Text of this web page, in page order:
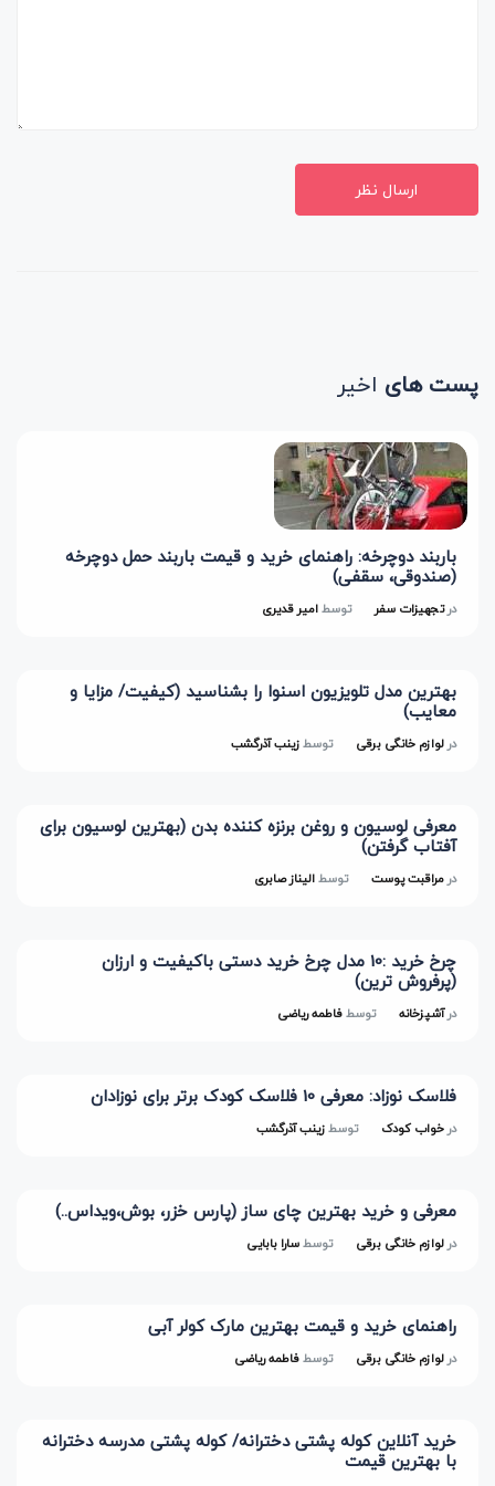
ارسال نظر
پست های اخیر
باربند دوچرخه: راهنمای خرید و قیمت باربند حمل دوچرخه
(صندوقی، سقفی)
درتجهیزات سفر توسطامیر قدیری
بهترین مدل تلویزیون اسنوا را بشناسید (کیفیت/ مزایا و
معایب)
در لوازم خانگی برقی توسطزینب آذرگشب
معرفی لوسیون و روغن برنزه کننده بدن (بهترین لوسیون برای
آفتاب گرفتن)
در مراقبت پوست توسطالیناز صابری
چرخ خرید :10 مدل چرخ خرید دستی باکیفیت و ارزان
(پرفروش ترین)
درآشپزخانه توسطفاطمه ریاضی
فلاسک نوزاد: معرفی 10 فلاسک کودک برتر برای نوزادان
در خواب کودک توسطزینب آذرگشب
معرفی و خرید بهترین چای ساز (پارس خزر، بوش،ویداس..)
در لوازم خانگی برقی توسطسارا بابایی
راهنمای خرید و قیمت بهترین مارک کولر آبی
در لوازم خانگی برقی توسطفاطمه ریاضی
خرید آنلاین کوله پشتی دخترانه/ کوله پشتی مدرسه دخترانه
با بهترین قیمت